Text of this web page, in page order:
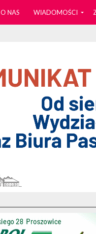
O NAS WIADOMOŚCI